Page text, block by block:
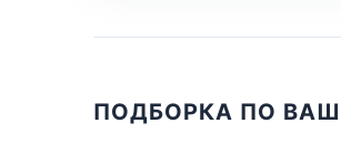
ПОДБОРКА ПО